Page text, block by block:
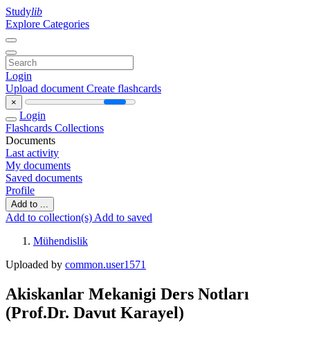
Studylib
Explore Categories
Login
Upload document Create flashcards
×
Login
Flashcards Collections
Documents
Last activity
My documents
Saved documents
Profile
Add to ...
Add to collection(s) Add to saved
Mühendislik
Uploaded by common.user1571
Akiskanlar Mekanigi Ders Notları
(Prof.Dr. Davut Karayel)